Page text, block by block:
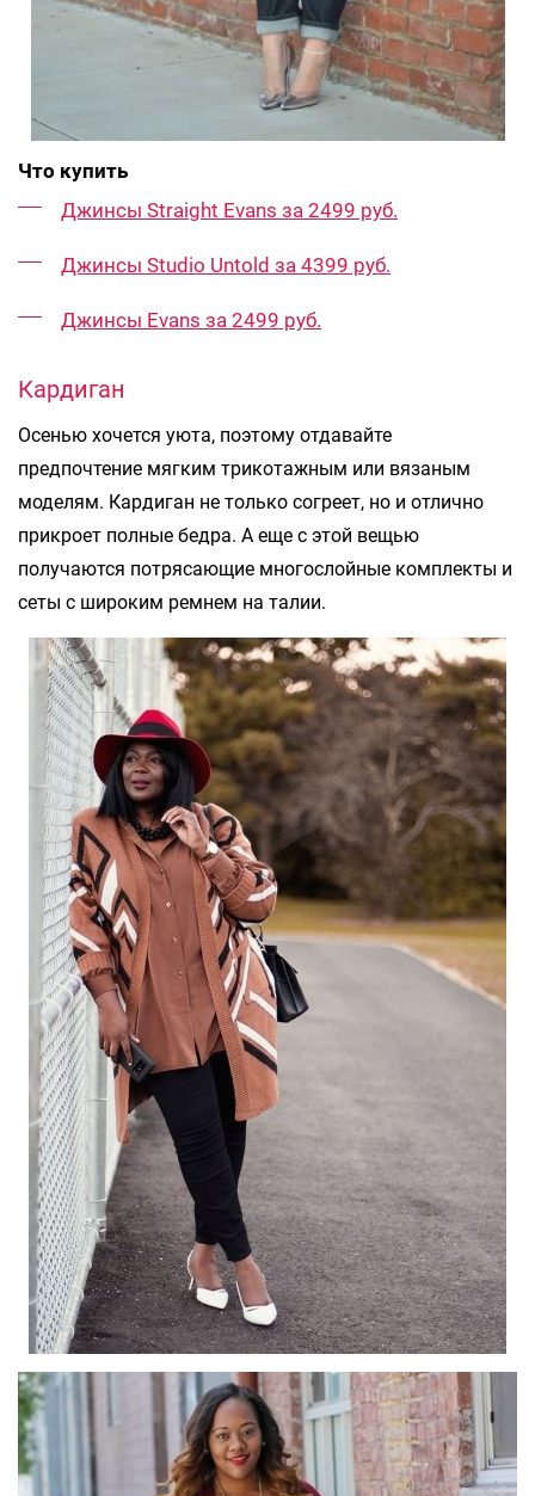
Что купить
Джинсы Straight Evans за 2499 руб.
Джинсы Studio Untold за 4399 руб.
Джинсы Evans за 2499 руб.
Кардиган
Осенью хочется уюта, поэтому отдавайте
предпочтение мягким трикотажным или вязаным
моделям. Кардиган не только согреет, но и отлично
прикроет полные бедра. А еще с этой вещью
получаются потрясающие многослойные комплекты и
сеты с широким ремнем на талии.